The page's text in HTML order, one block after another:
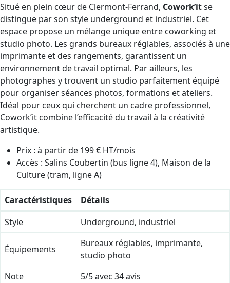
Situé en plein cœur de Clermont-Ferrand, Cowork’itse
distingue par son style underground et industriel. Cet
espace propose un mélange unique entre coworking et
studio photo. Les grands bureaux réglables, associés à une
imprimante et des rangements, garantissent un
environnement de travail optimal. Par ailleurs, les
photographes y trouvent un studio parfaitement équipé
pour organiser séances photos, formations et ateliers.
Idéal pour ceux qui cherchent un cadre professionnel,
Cowork’it combine l’efficacité du travail à la créativité
artistique.
Prix : à partir de 199 € HT/mois
Accès : Salins Coubertin (bus ligne 4), Maison de la
Culture (tram, ligne A)
Caractéristiques
Détails
Style
Underground, industriel
Équipements
Bureaux réglables, imprimante,
studio photo
Note
5/5 avec 34 avis